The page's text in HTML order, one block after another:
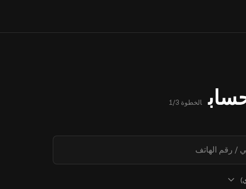
الخطوة 1/3
/ رقم الهاتف